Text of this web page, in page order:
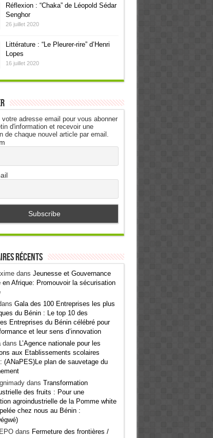
Réflexion : “Chaka” de Léopold Sédar
Senghor
26 juillet 2020
Littérature : “Le Pleurer-rire” d’Henri
Lopes
16 juillet 2020
adresse email pour vous abonner
d'information et recevoir une
de chaque nouvel article par email.
récents
dans Jeunesse et Gouvernance
en Afrique: Promouvoir la sécurisation
Gala des 100 Entreprises les plus
du Bénin : Le top 10 des
Entreprises du Bénin célébré pour
et leur sens d’innovation
dans L’Agence nationale pour les
aux Etablissements scolaires
(ANaPES)Le plan de sauvetage du
dans Transformation
des fruits : Pour une
agroindustrielle de la Pomme white
chez nous au Bénin :
dans Fermeture des frontières /